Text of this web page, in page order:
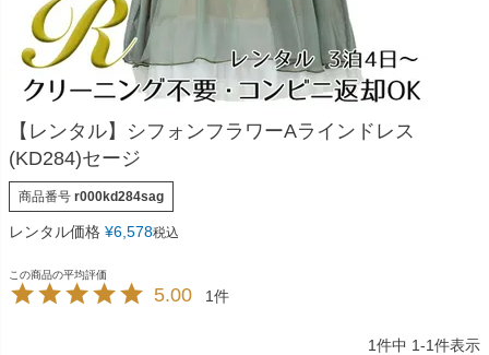
予約 Web または お電話
特典 ヘアメイク・着付け
スタジオを予約 →
【レンタル】シフォンフラワーAラインドレス
(KD284)セージ
商品番号 r000kd284sag
レンタル価格 ¥6,578税込
5.00 1
1件中 1-1件表示